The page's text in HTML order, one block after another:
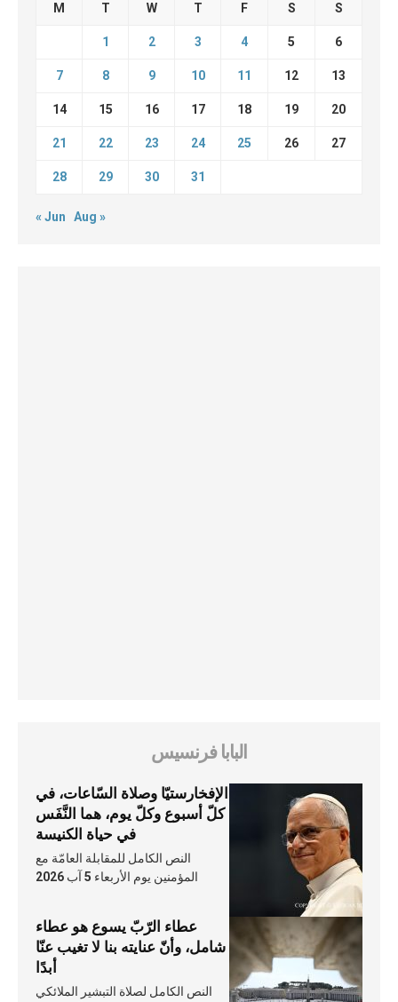
M T W T F S S
1 2 3 4 5 6
7 8 9 10 11 12 13
14 15 16 17 18 19 20
21 22 23 24 25 26 27
28 29 30 31
« Jun Aug »
البابا فرنسيس
الإفخارستيّا وصلاة السّاعات، في
كلّ أسبوع وكلّ يوم، هما النَّفَس
في حياة الكنيسة
النص الكامل للمقابلة العامّة مع
المؤمنين يوم الأربعاء 5 آب 2026
عطاء الرّبّ يسوع هو عطاء
شامل، وأنّ عنايته بنا لا تغيب عنّا
أبدًا
النص الكامل لصلاة التبشير الملائكي